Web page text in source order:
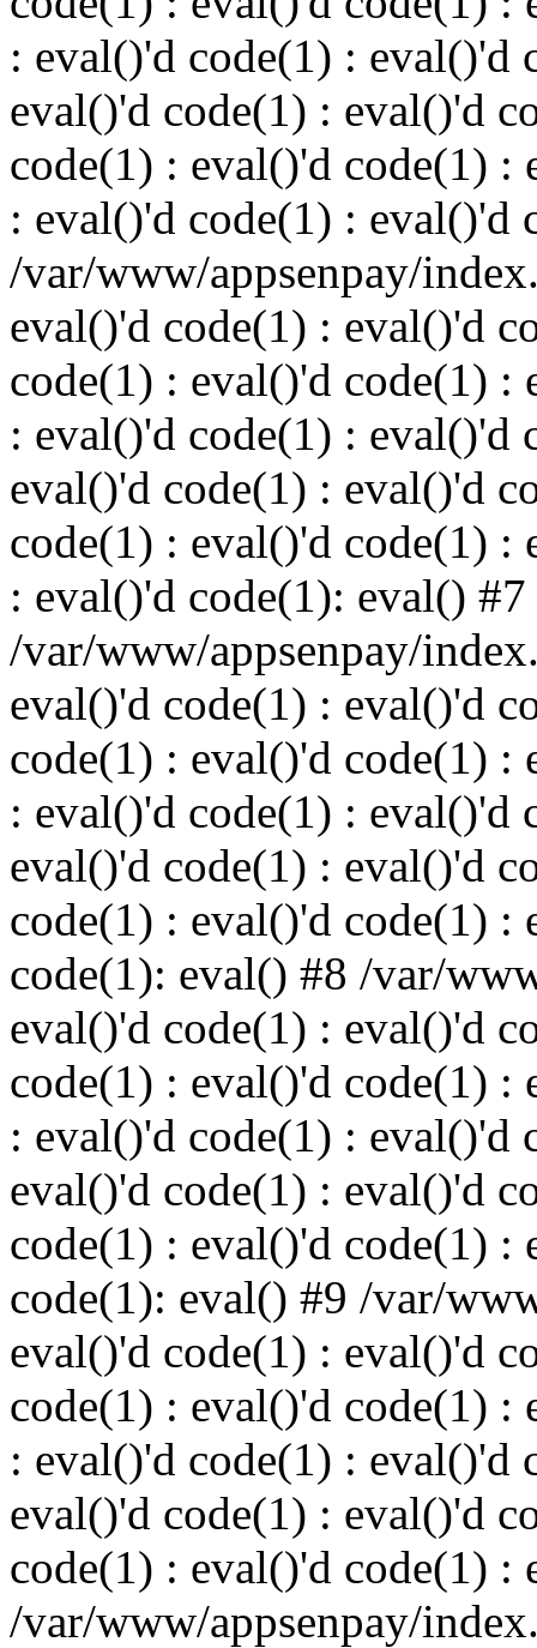
: eval()'d code(1) : eval()'d
eval()'d code(1) : eval()'d
code(1) : eval()'d code(1) :
: eval()'d code(1) : eval()'d
/var/www/appsenpay/
eval()'d code(1) : eval()'d
code(1) : eval()'d code(1) :
: eval()'d code(1) : eval()'d
eval()'d code(1) : eval()'d
code(1) : eval()'d code(1) :
: eval()'d code(1): eval() #7
/var/www/appsenpay/
eval()'d code(1) : eval()'d
code(1) : eval()'d code(1) :
: eval()'d code(1) : eval()'d
eval()'d code(1) : eval()'d
code(1) : eval()'d code(1) :
code(1): eval() #8 /var/
eval()'d code(1) : eval()'d
code(1) : eval()'d code(1) :
: eval()'d code(1) : eval()'d
eval()'d code(1) : eval()'d
code(1) : eval()'d code(1) :
code(1): eval() #9 /var/
eval()'d code(1) : eval()'d
code(1) : eval()'d code(1) :
: eval()'d code(1) : eval()'d
eval()'d code(1) : eval()'d
code(1) : eval()'d code(1) :
/var/www/appsenpay/